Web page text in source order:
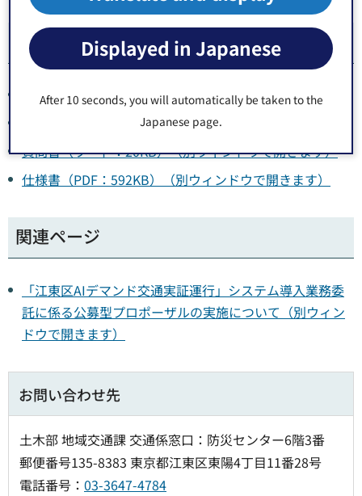
Displayed in Japanese
After 10 seconds, you will automatically be taken to the
Japanese page.
関連ドキュメント
実施要領（PDF：195KB）（別ウィンドウで開きます）
誓約書（ワード：18KB）（別ウィンドウで開きます）
質問書（ワード：20KB）（別ウィンドウで開きます）
仕様書（PDF：592KB）（別ウィンドウで開きます）
関連ページ
「江東区AIデマンド交通実証運行」システム導入業務委
託に係る公募型プロポーザルの実施について（別ウィン
ドウで開きます）
お問い合わせ先
土木部 地域交通課 交通係窓口：防災センター6階3番
郵便番号135-8383 東京都江東区東陽4丁目11番28号
電話番号： 03-3647-4784